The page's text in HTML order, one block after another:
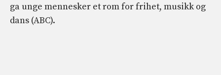
ga unge mennesker et rom for frihet, musikk og
dans (ABC).